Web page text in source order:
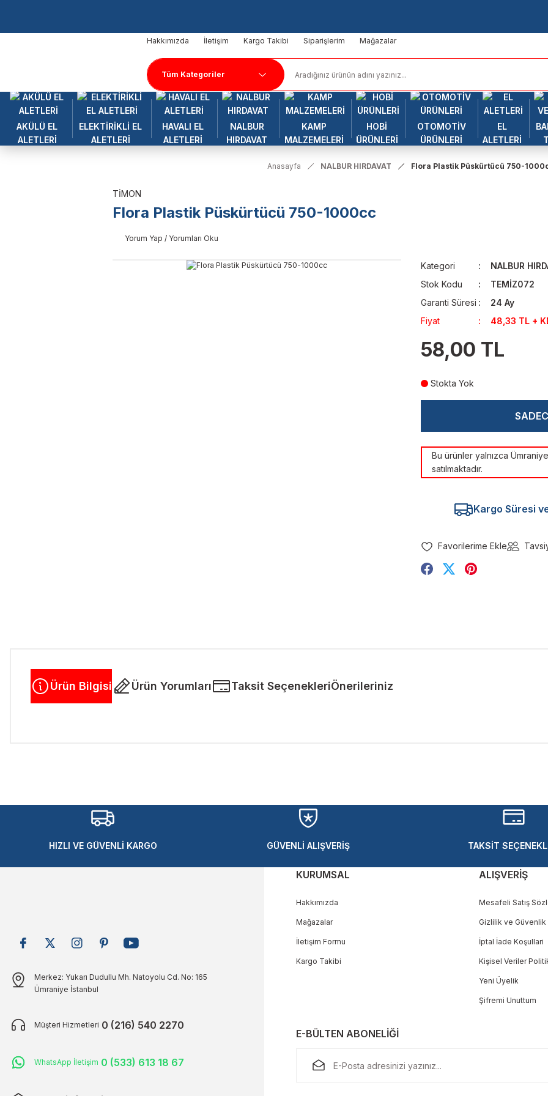
Hakkımızda İletişim Kargo Takibi Siparişlerim Mağazalar
AKÜLÜ EL
ALETLERİ
ELEKTİRİKLİ EL
ALETLERİ
HAVALI EL
ALETLERİ
NALBUR
HIRDAVAT
KAMP
MALZEMELERİ
HOBİ
ÜRÜNLERİ
OTOMOTİV
ÜRÜNLERİ
EL
ALETLERİ
Anasayfa NALBUR HIRDAVAT Flora Plastik Püskürtücü 750-
TİMON
Flora Plastik Püskürtücü 750-1000cc
Yorum Yap / Yorumları Oku
Kategori
NALBUR
Stok Kodu
TEMİZ072
Garanti Süresi
24 Ay
Fiyat
48,33 TL +
58,00 TL
Stokta Yok
Bu ürünler yalnızca
satılmaktadır.
Kargo Süresi
Ürün Bilgisi Ürün Yorumları Taksit SeçenekleriÖnerileriniz
Yorum Yaz
Ürün açıklamasında eksik bilgiler bulunuyor.
Ürün bilgilerinde hatalar bulunuyor.
Ürün fiyatı diğer sitelerden daha pahalı.
HIZLI VE GÜVENLİ KARGO GÜVENLİ ALIŞVERİŞ TAKSİT
Merkez: Yukarı Dudullu Mh. Natoyolu Cd. No: 165
Ümraniye İstanbul
Müşteri Hizmetleri 0 (216) 540 2270
WhatsApp İletişim 0 (533) 613 18 67
KURUMSAL
Hakkımızda
Mağazalar
İletişim Formu
Kargo Takibi
ALIŞVERİŞ
Mesafeli Satış
Gizlilik ve Güvenlik
İptal İade Koşullari
Kişisel Veriler
Yeni Üyelik
Şifremi Unuttum
E-BÜLTEN ABONELİĞİ